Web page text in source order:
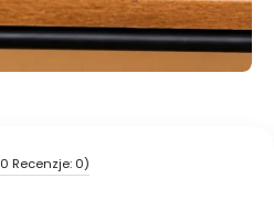
Recenzje: 0)
Opinie